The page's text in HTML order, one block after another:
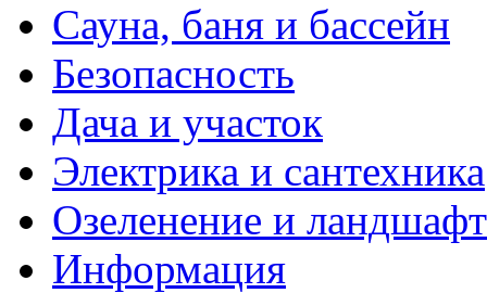
Сауна, баня и бассейн
Безопасность
Дача и участок
Электрика и сантехника
Озеленение и
Информация